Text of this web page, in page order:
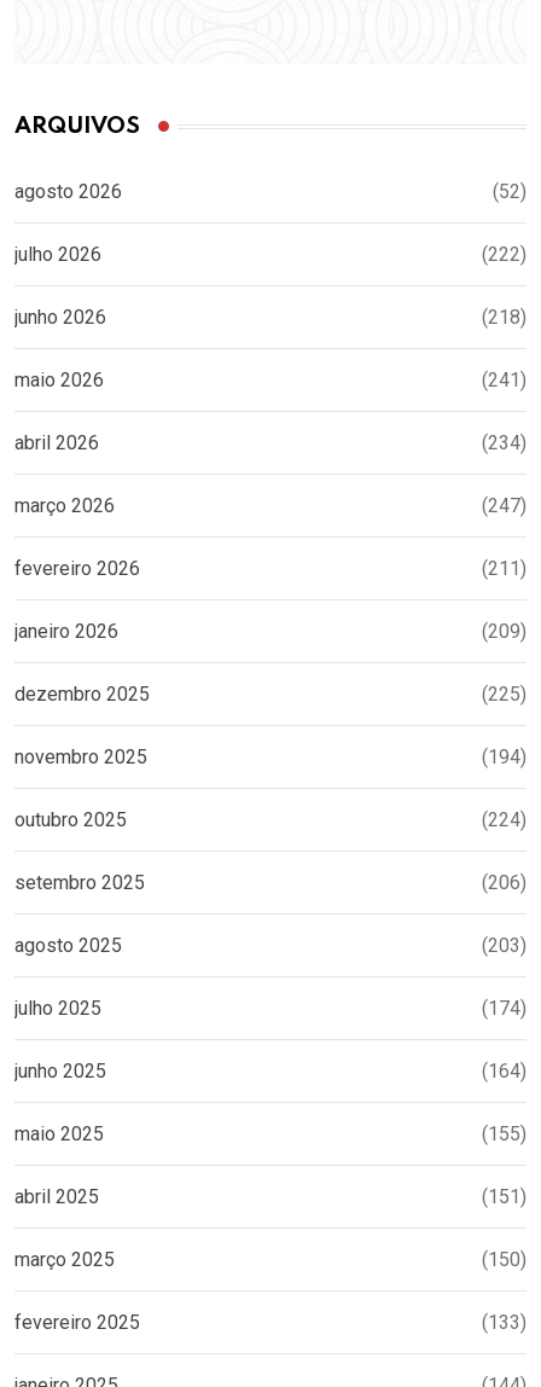
ARQUIVOS
agosto 2026 (52)
julho 2026 (222)
junho 2026 (218)
maio 2026 (241)
abril 2026 (234)
março 2026 (247)
fevereiro 2026 (211)
janeiro 2026 (209)
dezembro 2025 (225)
novembro 2025 (194)
outubro 2025 (224)
setembro 2025 (206)
agosto 2025 (203)
julho 2025 (174)
junho 2025 (164)
maio 2025 (155)
abril 2025 (151)
março 2025 (150)
fevereiro 2025 (133)